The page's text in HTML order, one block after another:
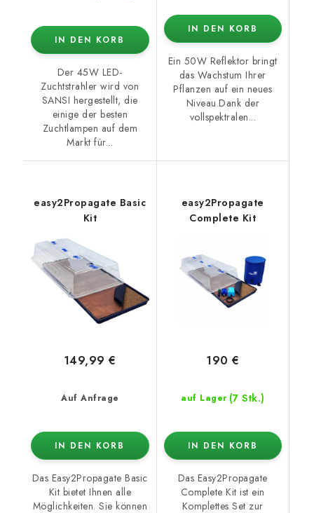
IN DEN KORB
Der 45W LED-
Zuchtstrahler wird von
SANSI hergestellt, die
einige der besten
Zuchtlampen auf dem
Markt für...
IN DEN KORB
Ein 50W Reflektor bringt
das Wachstum Ihrer
Pflanzen auf ein neues
Niveau.Dank der
vollspektralen...
easy2Propagate Basic
Kit
Auf Anfrage
149,99 €
IN DEN KORB
Das Easy2Propagate Basic
Kit bietet Ihnen alle
Möglichkeiten. Sie können
easy2Propagate
Complete Kit
auf Lager (7 Stk.)
190 €
IN DEN KORB
Das Easy2Propagate
Complete Kit ist ein
Komplettes Set zur